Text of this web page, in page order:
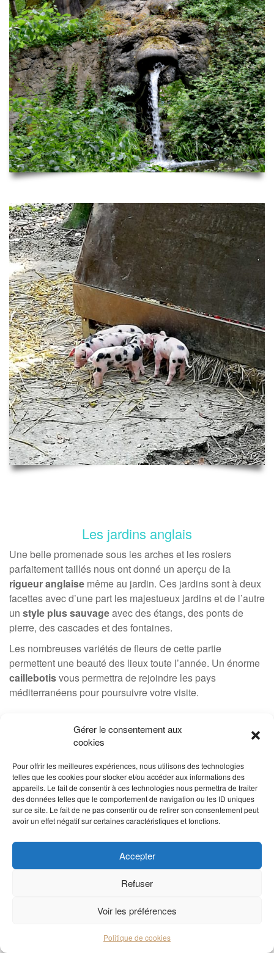
Gérer le consentement aux
cookies
Pour offrir les meilleures expériences, nous utilisons des technologies
telles que les cookies pour stocker et/ou accéder aux informations des
appareils. Le fait de consentir à ces technologies nous permettra de traiter
des données telles que le comportement de navigation ou les ID uniques
sur ce site. Le fait de ne pas consentir ou de retirer son consentement peut
avoir un effet négatif sur certaines caractéristiques et fonctions.
Accepter
Refuser
Voir les préférences
Politique de cookies
Les jardins anglais
Une belle promenade sous les arches et les rosiers
parfaitement taillés nous ont donné un aperçu de la
rigueur anglaise même au jardin. Ces jardins sont à deux
facettes avec d’une part les majestueux jardins et de l’autre
un style plus sauvageavec des étangs, des ponts de
pierre, des cascades et des fontaines.
Les nombreuses variétés de fleurs de cette partie
permettent une beauté des lieux toute l’année. Un énorme
caillebotisvous permettra de rejoindre les pays
méditerranéens pour poursuivre votre visite.